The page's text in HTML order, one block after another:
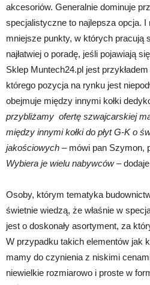
akcesoriów. Generalnie dominuje
specjalistyczne to najlepsza opcja. I
mniejsze punkty, w których pracują
najłatwiej o poradę, jeśli pojawiają
Sklep Muntech24.pl jest
którego pozycja na rynku jest
obejmuje między innymi kołki
przybliżamy ofertę szwajcarskiej
między innymi kołki do płyt G-K o
jakościowych – mówi pan Szymon,
Wybiera je wielu nabywców–
Osoby, którym tematyka
świetnie wiedzą, że właśnie w
jest o doskonały asortyment, za
W przypadku takich elementów jak
mamy do czynienia z niskimi
niewielkie rozmiarowo i proste w